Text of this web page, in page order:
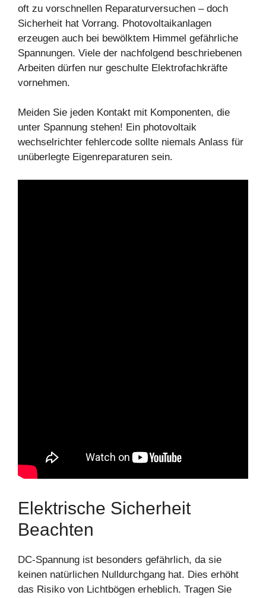
oft zu vorschnellen Reparaturversuchen – doch
Sicherheit hat Vorrang. Photovoltaikanlagen
erzeugen auch bei bewölktem Himmel gefährliche
Spannungen. Viele der nachfolgend beschriebenen
Arbeiten dürfen nur geschulte Elektrofachkräfte
vornehmen.
Meiden Sie jeden Kontakt mit Komponenten, die
unter Spannung stehen! Ein photovoltaik
wechselrichter fehlercode sollte niemals Anlass für
unüberlegte Eigenreparaturen sein.
Elektrische Sicherheit
Beachten
DC-Spannung ist besonders gefährlich, da sie
keinen natürlichen Nulldurchgang hat. Dies erhöht
das Risiko von Lichtbögen erheblich. Tragen Sie